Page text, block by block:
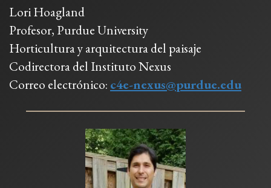
Lori Hoagland
Profesor, Purdue University
Horticultura y arquitectura del paisaje
Codirectora del Instituto Nexus
Correo electrónico: c4e-nexus@purdue.edu